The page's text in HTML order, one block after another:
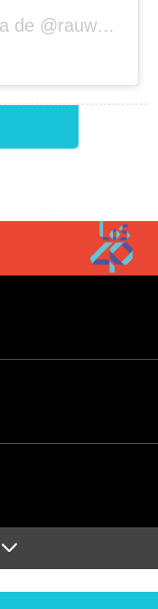
Una publicación compartida de @rauwalejandro